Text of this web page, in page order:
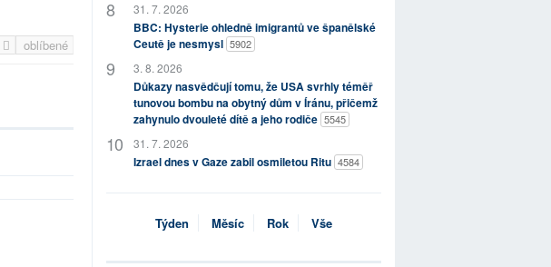
oblíbené
31. 7. 2026
BBC: Hysterie ohledně imigrantů ve španělské
Ceutě je nesmysl 5902
3. 8. 2026
Důkazy nasvědčují tomu, že USA svrhly téměř
tunovou bombu na obytný dům v Íránu, přičemž
zahynulo dvouleté dítě a jeho rodiče 5545
31. 7. 2026
Izrael dnes v Gaze zabil osmiletou Ritu 4584
Týden Měsíc Rok Vše